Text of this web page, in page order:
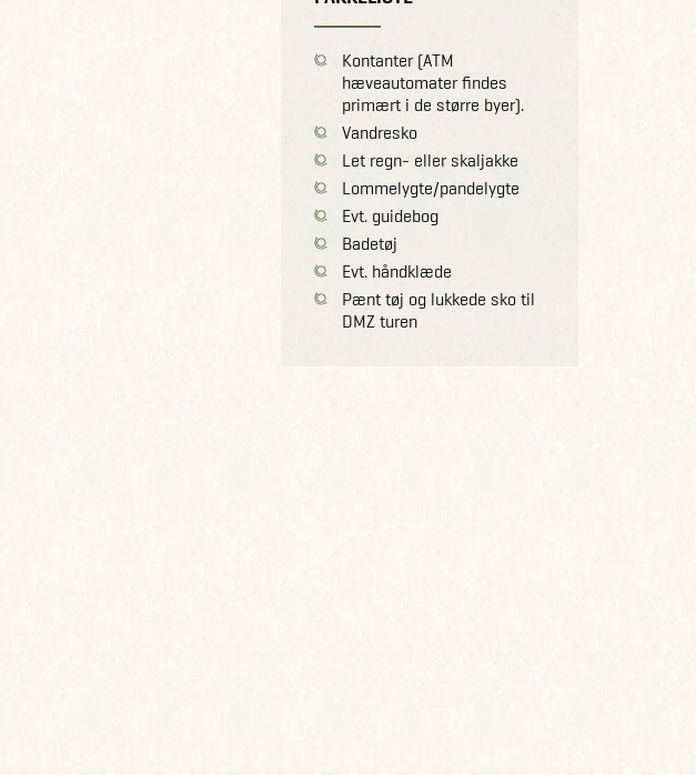
Kontanter (ATM
hæveautomater findes
primært i de større byer).
Vandresko
Let regn- eller skaljakke
Lommelygte/pandelygte
Evt. guidebog
Badetøj
Evt. håndklæde
Pænt tøj og lukkede sko til
DMZ turen